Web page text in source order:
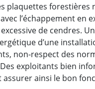
plaquettes forestières
l’échappement en
de cendres.
d’une
non-respect des
exploitants bien
ainsi le bon